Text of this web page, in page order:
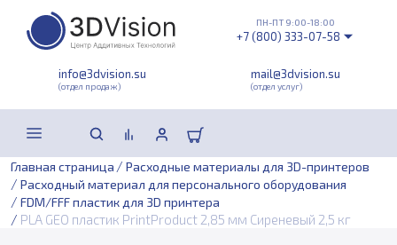
info@3dvision.su
(отдел продаж)
mail@3dvision.su
(отдел услуг)
ПН-ПТ 9:00-18:00
+7 (800) 333-07-58
Главная страница / Расходные материалы для 3D-принтеров
/ Расходный материал для персонального оборудования
/ FDM/FFF пластик для 3D принтера
/ PLA GEO пластик PrintProduct 2,85 мм Сиреневый 2,5 кг